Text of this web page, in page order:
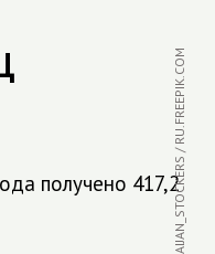
получено 417,2ФОТО: AZERBAIJAN_STOCKERS / RU.FREEPIK.COM